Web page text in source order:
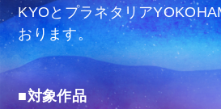
KYOとプラネタリア
おります。
■対象作品